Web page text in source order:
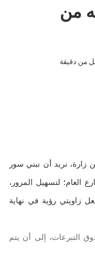
من
من دقيقة
زارة، نريد أن نبني سور
العام؛ لتسهيل المرور،
زاويتي رؤية في نهاية
التبرعات، إلى أن يتم